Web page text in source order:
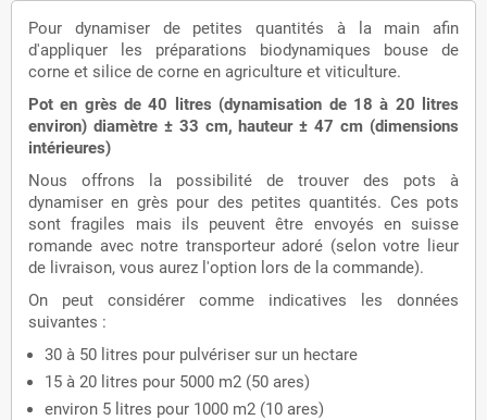
Pour dynamiser de petites quantités à la main afin
d'appliquer les préparations biodynamiques bouse de
corne et silice de corne en agriculture et viticulture.
Pot en grès de 40 litres (dynamisation de 18 à 20 litres
environ) diamètre ± 33 cm, hauteur ± 47 cm (dimensions
intérieures)
Nous offrons la possibilité de trouver des pots à
dynamiser en grès pour des petites quantités. Ces pots
sont fragiles mais ils peuvent être envoyés en suisse
romande avec notre transporteur adoré (selon votre lieur
de livraison, vous aurez l'option lors de la commande).
On peut considérer comme indicatives les données
suivantes :
30 à 50 litres pour pulvériser sur un hectare
15 à 20 litres pour 5000 m2 (50 ares)
environ 5 litres pour 1000 m2 (10 ares)